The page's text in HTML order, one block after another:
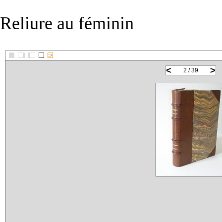
Reliure au féminin
::>
< >
2 / 39